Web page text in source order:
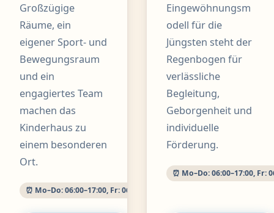
Großzügige
Räume, ein
eigener Sport- und
Bewegungsraum
und ein
engagiertes Team
machen das
Kinderhaus zu
einem besonderen
Ort.
⏰ Mo–Do: 06:00–17:00, Fr: 06:00–16:00 Uhr
Eingewöhnungsm
odell für die
Jüngsten steht der
Regenbogen für
verlässliche
Begleitung,
Geborgenheit und
individuelle
Förderung.
⏰ Mo–Do: 06:00–17:00, Fr: